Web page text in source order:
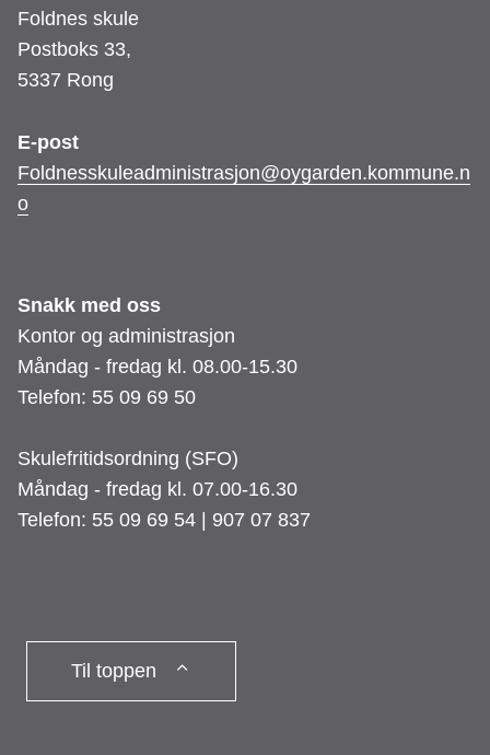
Foldnes skule
Postboks 33,
5337 Rong
E-post
Foldnesskuleadministrasjon@oygarden.kommune.n
o
Snakk med oss
Kontor og administrasjon
Måndag - fredag kl. 08.00-15.30
Telefon: 55 09 69 50
Skulefritidsordning (SFO)
Måndag - fredag kl. 07.00-16.30
Telefon: 55 09 69 54 | 907 07 837
Til toppen